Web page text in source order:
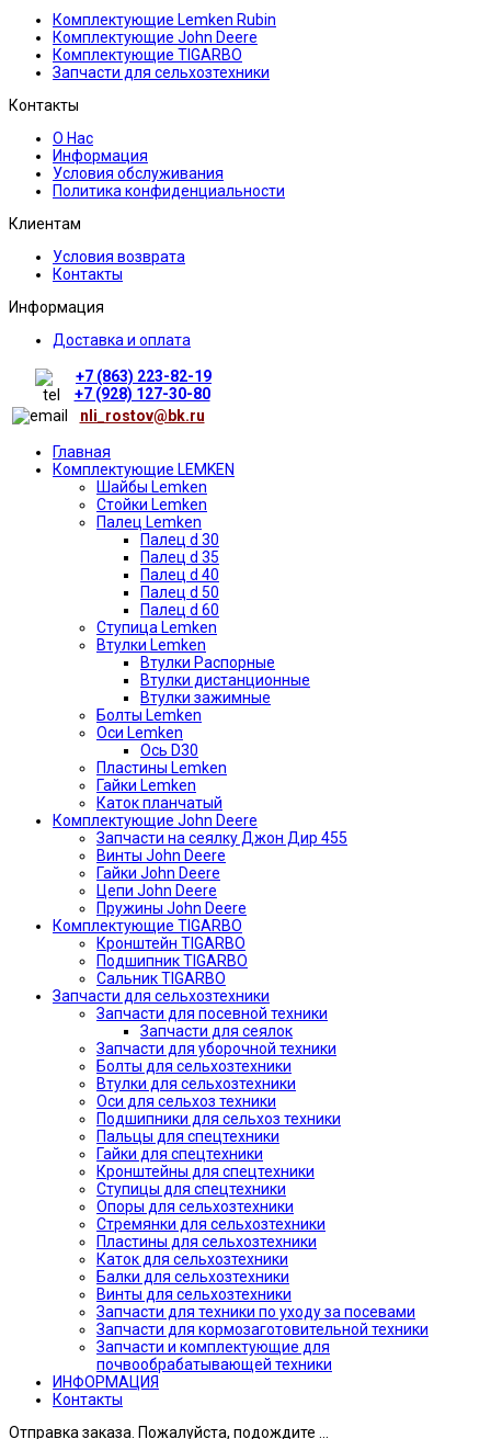
Комплектующие Lemken Rubin
Комплектующие John Deere
Комплектующие TIGARBO
Запчасти для сельхозтехники
Контакты
О Нас
Информация
Условия обслуживания
Политика конфиденциальности
Клиентам
Условия возврата
Контакты
Информация
Доставка и оплата
+7 (863) 223-82-19
+7 (928) 127-30-80
nli_rostov@bk.ru
Главная
Комплектующие LEMKEN
Шайбы Lemken
Стойки Lemken
Палец Lemken
Палец d 30
Палец d 35
Палец d 40
Палец d 50
Палец d 60
Ступица Lemken
Втулки Lemken
Втулки Распорные
Втулки дистанционные
Втулки зажимные
Болты Lemken
Оси Lemken
Ось D30
Пластины Lemken
Гайки Lemken
Каток планчатый
Комплектующие John Deere
Запчасти на сеялку Джон Дир 455
Винты John Deere
Гайки John Deere
Цепи John Deere
Пружины John Deere
Комплектующие TIGARBO
Кронштейн TIGARBO
Подшипник TIGARBO
Сальник TIGARBO
Запчасти для сельхозтехники
Запчасти для посевной техники
Запчасти для сеялок
Запчасти для уборочной техники
Болты для сельхозтехники
Втулки для сельхозтехники
Оси для сельхоз техники
Подшипники для сельхоз техники
Пальцы для спецтехники
Гайки для спецтехники
Кронштейны для спецтехники
Ступицы для спецтехники
Опоры для сельхозтехники
Стремянки для сельхозтехники
Пластины для сельхозтехники
Каток для сельхозтехники
Балки для сельхозтехники
Винты для сельхозтехники
Запчасти для техники по уходу за посевами
Запчасти для кормозаготовительной техники
Запчасти и комплектующие для
почвообрабатывающей техники
ИНФОРМАЦИЯ
Контакты
Отправка заказа. Пожалуйста, подождите ...